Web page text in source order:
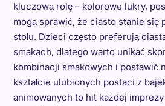
kluczową rolę – kolorowe lukry,
mogą sprawić, że ciasto stanie się
stołu. Dzieci często preferują
smakach, dlatego warto unikać
kombinacji smakowych i postawić
kształcie ulubionych postaci z
animowanych to hit każdej